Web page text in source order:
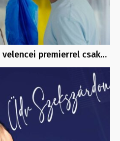
premierrel csak…